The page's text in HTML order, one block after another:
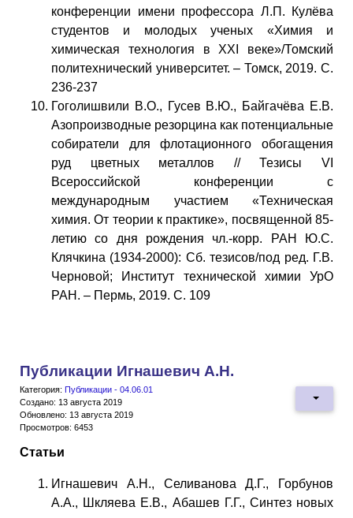
конференции имени профессора Л.П. Кулёва
студентов и молодых ученых «Химия и
химическая технология в XXI веке»/Томский
политехнический университет. – Томск, 2019. С.
236-237
Гоголишвили В.О., Гусев В.Ю., Байгачёва Е.В.
Азопроизводные резорцина как потенциальные
собиратели для флотационного обогащения
руд цветных металлов // Тезисы VI
Всероссийской конференции с
международным участием «Техническая
химия. От теории к практике», посвященной 85-
летию со дня рождения чл.-корр. РАН Ю.С.
Клячкина (1934-2000): Сб. тезисов/под ред. Г.В.
Черновой; Институт технической химии УрО
РАН. – Пермь, 2019. С. 109
Публикации Игнашевич А.Н.
Категория: Публикации - 04.06.01
Создано: 13 августа 2019
Обновлено: 13 августа 2019
Просмотров: 6453
Статьи
Игнашевич А.Н., Селиванова Д.Г., Горбунов
А.А., Шкляева Е.В., Абашев Г.Г., Синтез новых